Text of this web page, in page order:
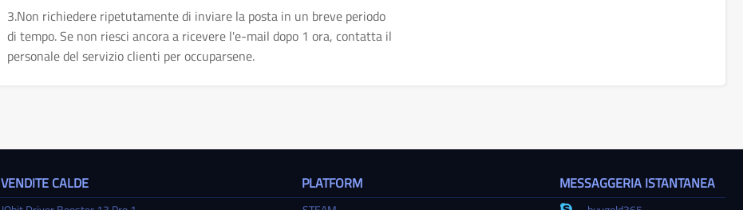
3.Non richiedere ripetutamente di inviare la posta in un breve periodo
di tempo. Se non riesci ancora a ricevere l'e-mail dopo 1 ora, contatta il
personale del servizio clienti per occuparsene.
VENDITE CALDE PLATFORM MESSAGGERIA ISTANTANEA